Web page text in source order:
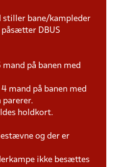
bane/kampleder
DBUS
på banen med
mand på banen med
parerer.
holdkort.
og der er
ikke besættes